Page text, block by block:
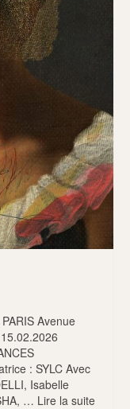
Avenue
: SYLC Avec
Isabelle
… Lire la suite